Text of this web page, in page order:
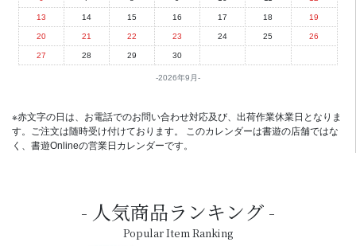
2026年9月
13 14 15 16 17 18 19
20 21 22 23 24 25 26
27 28 29 30
※赤文字の日は、お電話でのお問い合わせ対応及び、出荷作業休業日となりま
す。ご注文は随時受け付けております。 このカレンダーは書遊の店舗ではな
く、書遊Onlineの営業日カレンダーです。
人気商品ランキング
Popular Item Ranking